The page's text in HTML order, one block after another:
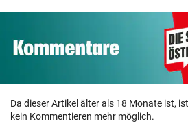
Da dieser Artikel älter als 18 Monate ist,
kein Kommentieren mehr möglich.